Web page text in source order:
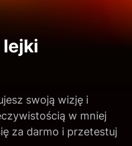
lejki
swoją wizję i
w mniej
za darmo i przetestuj